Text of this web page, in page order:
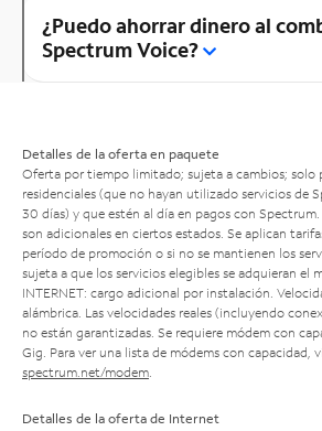
¿Puedo ahorrar dinero al
Spectrum Voice?
Detalles de la oferta en paquete
Oferta por tiempo limitado; sujeta a cambios; solo
residenciales (que no hayan utilizado servicios de
30 días) y que estén al día en pagos con
son adicionales en ciertos estados. Se aplican
período de promoción o si no se mantienen los
sujeta a que los servicios elegibles se adquieran el
INTERNET: cargo adicional por instalación.
alámbrica. Las velocidades reales (incluyendo
no están garantizadas. Se requiere módem con
Gig. Para ver una lista de módems con capacidad,
spectrum.net/modem
Detalles de la oferta de Internet